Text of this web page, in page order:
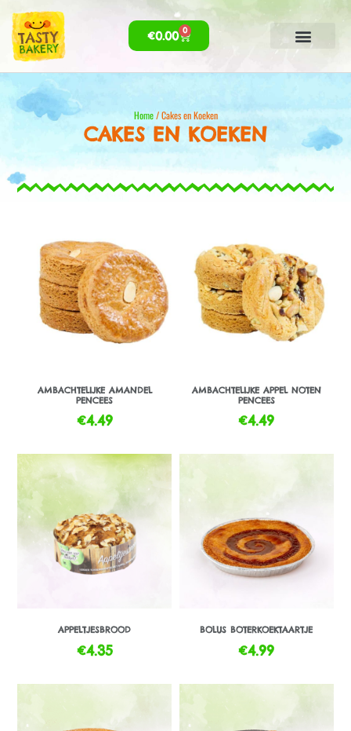
€0.00 0
Home/ Cakes en Koeken
CAKES EN KOEKEN
AMBACHTELIJKE AMANDEL
PENCEES
€4.49
AMBACHTELIJKE APPEL NOTEN
PENCEES
€4.49
APPELTJESBROOD
€4.35
BOLUS BOTERKOEKTAARTJE
€4.99